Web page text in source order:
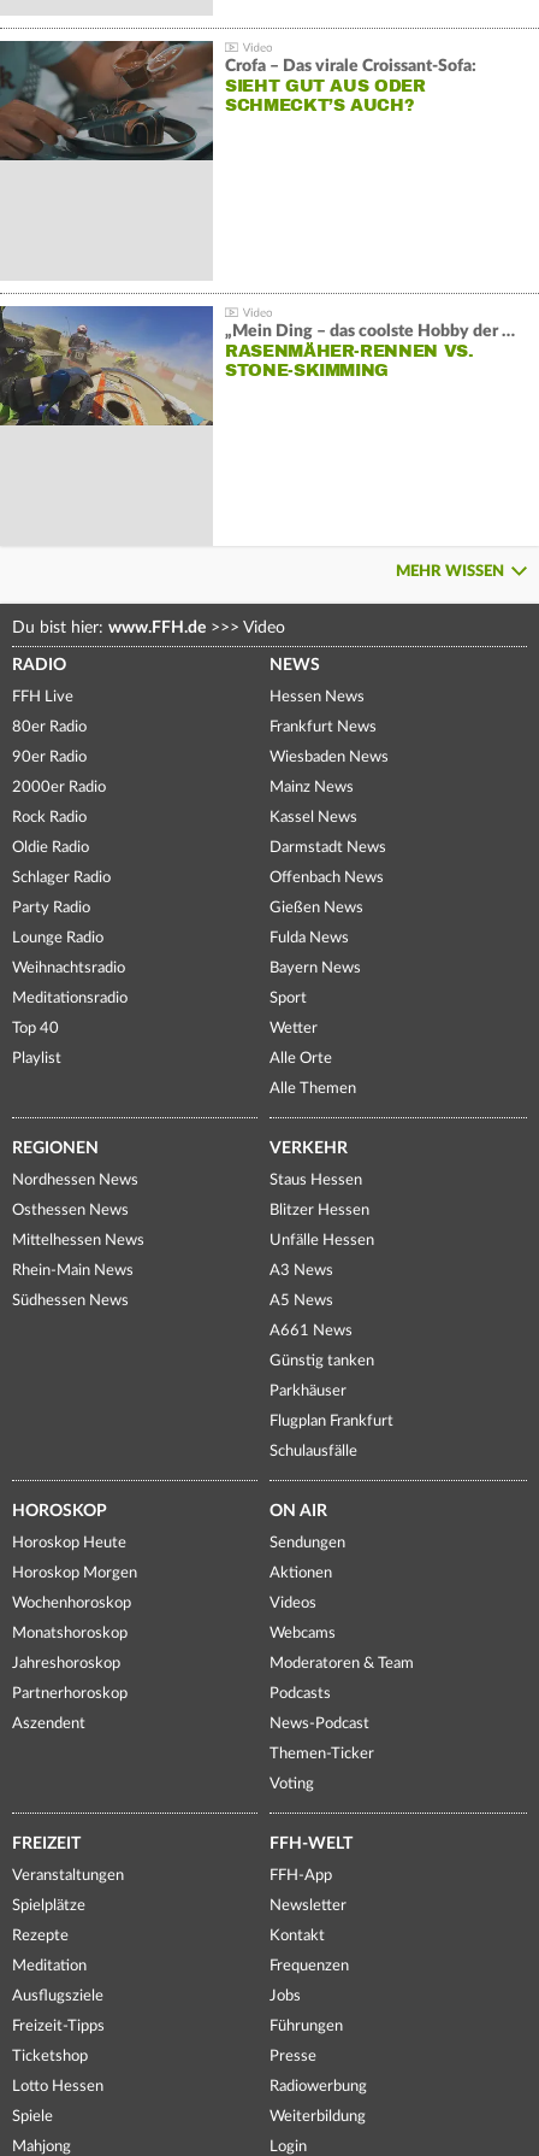
Crofa – Das virale Croissant-Sofa:
SIEHT GUT AUS ODER
SCHMECKT’S AUCH?
„Mein Ding – das coolste Hobby der Welt“:
RASENMÄHER-RENNEN VS.
STONE-SKIMMING
MEHR WISSEN
Du bist hier: www.FFH.de >>> Video
RADIO
FFH Live
80er Radio
90er Radio
2000er Radio
Rock Radio
Oldie Radio
Schlager Radio
Party Radio
Lounge Radio
Weihnachtsradio
Meditationsradio
Top 40
Playlist
NEWS
Hessen News
Frankfurt News
Wiesbaden News
Mainz News
Kassel News
Darmstadt News
Offenbach News
Gießen News
Fulda News
Bayern News
Sport
Wetter
Alle Orte
Alle Themen
REGIONEN
Nordhessen News
Osthessen News
Mittelhessen News
Rhein-Main News
Südhessen News
VERKEHR
Staus Hessen
Blitzer Hessen
Unfälle Hessen
A3 News
A5 News
A661 News
Günstig tanken
Parkhäuser
Flugplan Frankfurt
Schulausfälle
HOROSKOP
Horoskop Heute
Horoskop Morgen
Wochenhoroskop
Monatshoroskop
Jahreshoroskop
Partnerhoroskop
Aszendent
ON AIR
Sendungen
Aktionen
Videos
Webcams
Moderatoren & Team
Podcasts
News-Podcast
Themen-Ticker
Voting
FREIZEIT
Veranstaltungen
Spielplätze
Rezepte
Meditation
Ausflugsziele
Freizeit-Tipps
Ticketshop
Lotto Hessen
Spiele
Mahjong
FFH-WELT
FFH-App
Newsletter
Kontakt
Frequenzen
Jobs
Führungen
Presse
Radiowerbung
Weiterbildung
Login